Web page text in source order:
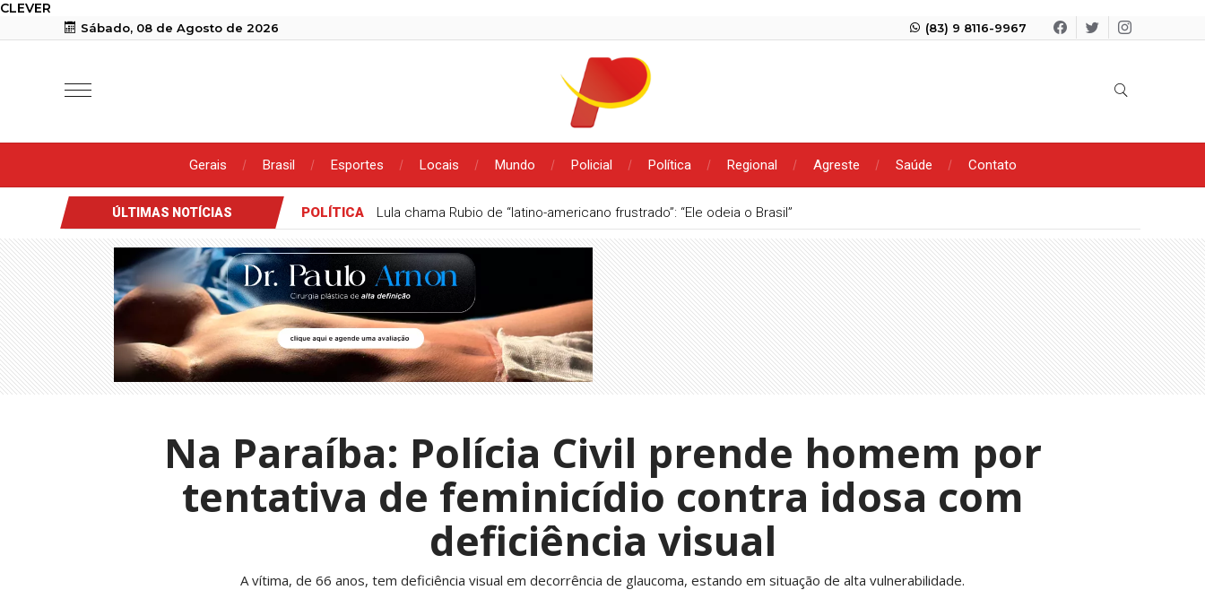
CLEVER
Sábado, 08 de Agosto de 2026 (83) 9 8116-9967
Gerais Brasil Esportes Locais Mundo Policial Política Regional Agreste Saúde Contato
ÚLTIMAS NOTÍCIAS POLÍTICA Lula chama Rubio de “latino-americano frustrado”: “Ele odeia o Brasil”
Na Paraíba: Polícia Civil prende homem por
tentativa de feminicídio contra idosa com
deficiência visual
A vítima, de 66 anos, tem deficiência visual em decorrência de glaucoma, estando em situação de alta vulnerabilidade.